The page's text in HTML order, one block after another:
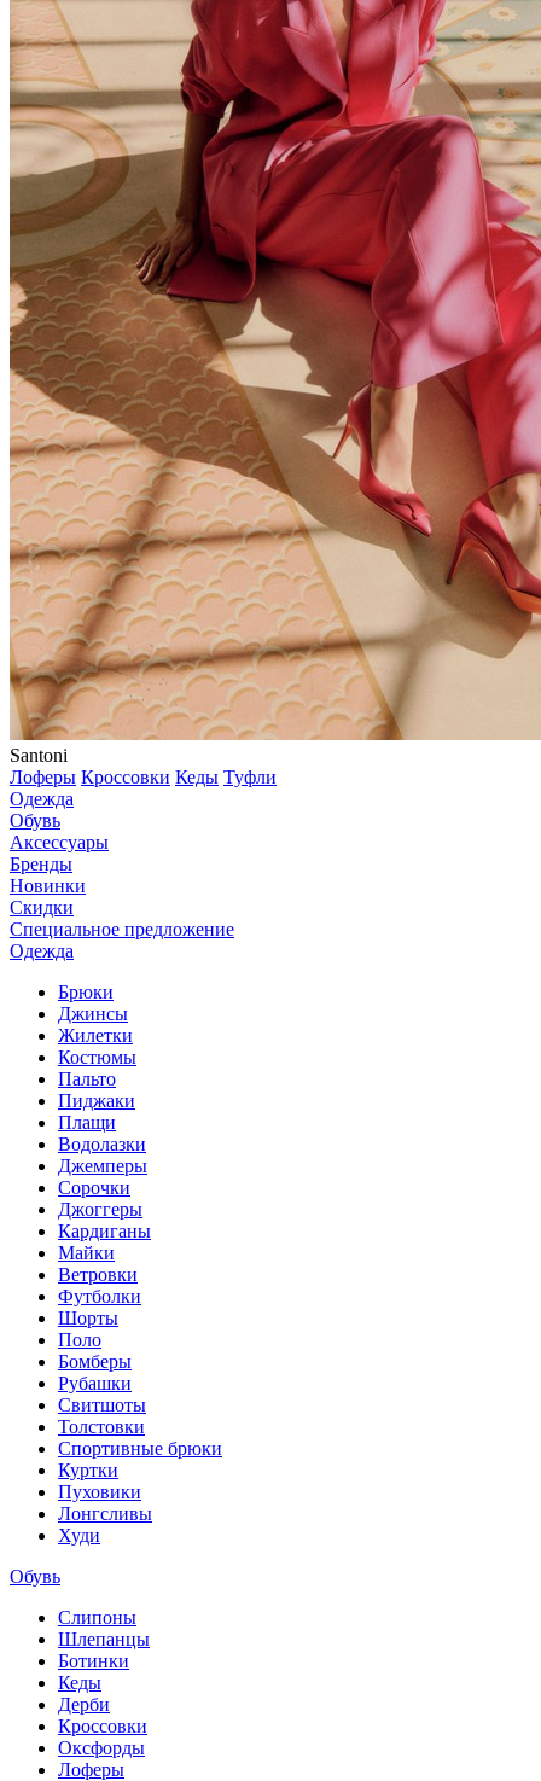
Santoni
Лоферы Кроссовки Кеды Туфли
Одежда
Обувь
Аксессуары
Бренды
Новинки
Скидки
Специальное предложение
Одежда
Брюки
Джинсы
Жилетки
Костюмы
Пальто
Пиджаки
Плащи
Водолазки
Джемперы
Сорочки
Джоггеры
Кардиганы
Майки
Ветровки
Футболки
Шорты
Поло
Бомберы
Рубашки
Свитшоты
Толстовки
Спортивные брюки
Куртки
Пуховики
Лонгсливы
Худи
Обувь
Слипоны
Шлепанцы
Ботинки
Кеды
Дерби
Кроссовки
Оксфорды
Лоферы